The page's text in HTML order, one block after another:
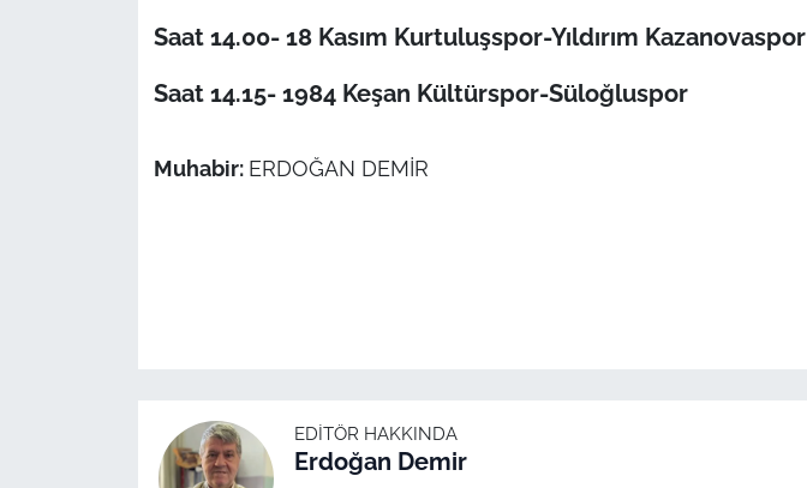
Saat 14.00- 18 Kasım Kurtuluşspor-Yıldırım Kazanovaspor
Saat 14.15- 1984 Keşan Kültürspor-Süloğluspor
Muhabir: ERDOĞAN DEMİR
EDITÖR HAKKINDA
Erdoğan Demir